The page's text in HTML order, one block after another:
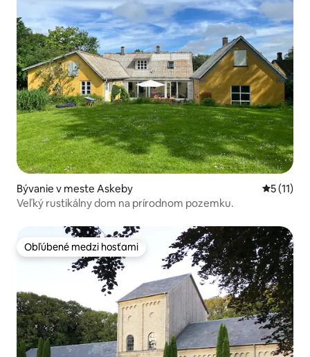
Bývanie v meste Askeby
5 (11)
Veľký rustikálny dom na prírodnom pozemku.
Obľúbené medzi hosťami
Obľúbené medzi hosťami